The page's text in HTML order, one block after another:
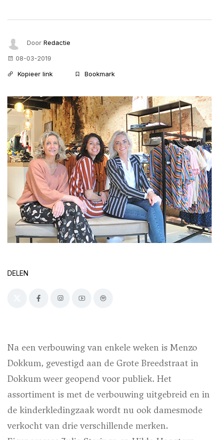
Door Redactie
08-03-2019
Kopieer link
Bookmark
DELEN
Na een verbouwing van enkele weken is Menzo
Dokkum, gevestigd aan de Grote Breedstraat in
Dokkum weer geopend voor publiek. Het
assortiment is met de verbouwing uitgebreid en in
de kinderkledingzaak wordt nu ook damesmode
verkocht van drie verschillende merken.